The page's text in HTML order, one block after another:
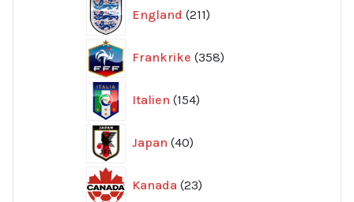
England 211
produkter
Frankrike 358
produkter
Italien 154
produkter
Japan 40
produkter
Kanada 23
produkter